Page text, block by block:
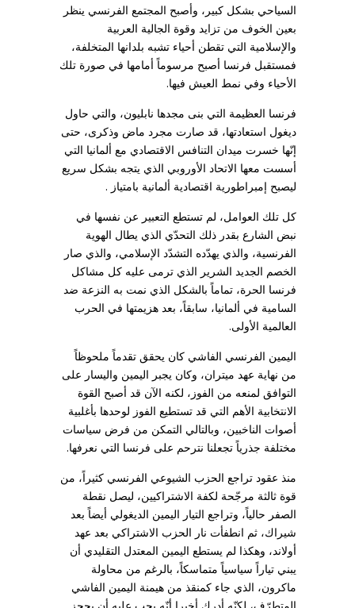
السياحي بشكل كبير، وأصبح المجتمع الفرنسي ينظر
بعين الخوف من تزايد وقوة الجالية العربية
والإسلامية التي تقطن أحياء تشبه بلدانها المتخلفة،
فمستقبل فرنسا أصبح مرسوماً أمامها في صورة تلك
الأحياء وفي نمط العيش فيها.
فرنسا العظيمة التي بنى مجدها نابليون، والتي حاول
ديغول استعادتها، قد صارت مجرد ماض وذكرى، حتى
إنّها خسرت ميدان التنافس الاقتصادي مع ألمانيا التي
أسست معها الاتحاد الأوروبي الذي يتجه بشكل سريع
ليصبح إمبراطورية اقتصادية ألمانية بامتياز .
كل تلك العوامل، لم تستطع التعبير عن نفسها في
نبض الشارع بقدر ذلك التحدّي الذي يطال الهوية
الفرنسية، والذي يهدّده التشدّد الإسلامي، والذي صار
الخصم الجديد الشرير الذي ترمى عليه كل مشاكل
فرنسا الحرة، تماماً بالشكل الذي نمت به النزعة ضد
السامية في ألمانيا، سابقاً، بعد هزيمتها في الحرب
العالمية الأولى.
اليمين الفرنسي الفاشي كان يحقق تقدماً ملحوظاً
من نهاية عهد ميتران، وكان يجبر اليمين واليسار على
التوافق لمنعه من الفوز، لكنه الآن قد أصبح القوة
الانتخابية الأهم التي قد تستطيع الفوز لوحدها بأغلبية
أصوات الناخبين، وبالتالي التمكن من فرض سياسات
مختلفة جذرياً تجعلنا نترحم على فرنسا التي نعرفها.
منذ عقود تراجع الحزب الشيوعي الفرنسي كثيراً، من
قوة ثالثة مرجّحة لكفة الاشتراكيين، ليصل نقطة
الصفر حالياً، وتراجع التيار اليمين الديغولي أيضاً بعد
شيراك، ثم انطفأت نار الحزب الاشتراكي بعد عهد
أولاند، وهكذا لم يستطع اليمين المعتدل التقليدي أن
يبني تياراً سياسياً متماسكاً، بالرغم من محاولة
ماكرون، الذي جاء كمنقذ من هيمنة اليمين الفاشي